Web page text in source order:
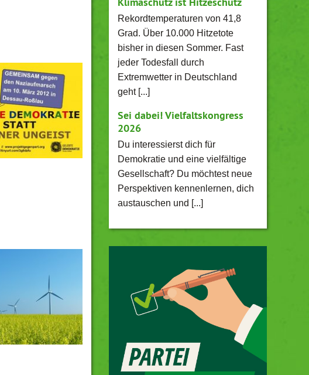
Rekordtemperaturen von 41,8
Grad. Über 10.000 Hitzetote
bisher in diesen Sommer. Fast
jeder Todesfall durch
Extremwetter in Deutschland
geht [...]
Sei dabei! Vielfaltskongress
2026
Du interessierst dich für
Demokratie und eine vielfältige
Gesellschaft? Du möchtest neue
Perspektiven kennenlernen, dich
austauschen und [...]